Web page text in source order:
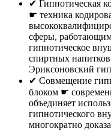
✔︎ Гипнотическая
☛ техника
сферы,
гипнотическое
спиртных
Эриксоновский
✔︎ Совмещение
блоком ☛
объединяет
гипнотического
многократно